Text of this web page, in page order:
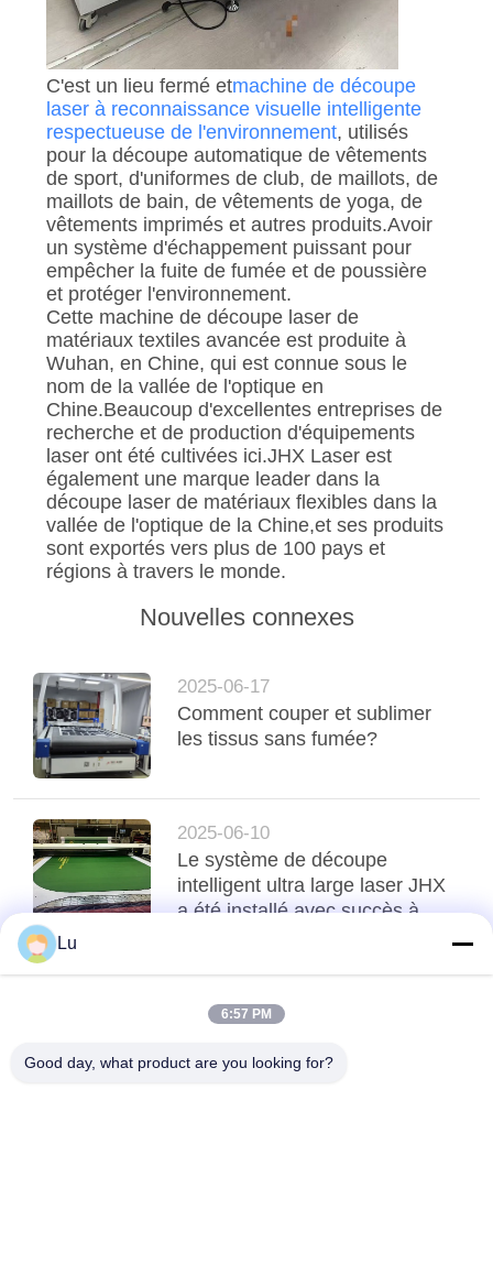
C'est un lieu fermé etmachine de découpe
laser à reconnaissance visuelle intelligente
respectueuse de l'environnement, utilisés
pour la découpe automatique de vêtements
de sport, d'uniformes de club, de maillots, de
maillots de bain, de vêtements de yoga, de
vêtements imprimés et autres produits.Avoir
un système d'échappement puissant pour
empêcher la fuite de fumée et de poussière
et protéger l'environnement.
Cette machine de découpe laser de
matériaux textiles avancée est produite à
Wuhan, en Chine, qui est connue sous le
nom de la vallée de l'optique en
Chine.Beaucoup d'excellentes entreprises de
recherche et de production d'équipements
laser ont été cultivées ici.JHX Laser est
également une marque leader dans la
découpe laser de matériaux flexibles dans la
vallée de l'optique de la Chine,et ses produits
sont exportés vers plus de 100 pays et
régions à travers le monde.
Nouvelles connexes
2025-06-17
Comment couper et sublimer
les tissus sans fumée?
2025-06-10
Le système de découpe
intelligent ultra large laser JHX
a été installé avec succès à
top
Lu
6:57 PM
Good day, what product are you looking for?